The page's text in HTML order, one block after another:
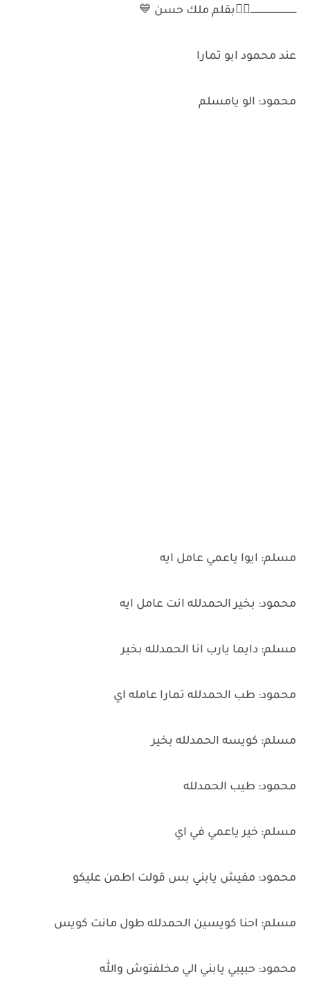
ـــــــــــــــــــــــــــــــــ✌🏻بقلم ملك حسن 💙
عند محمود ابو تمارا
محمود: الو يامسلم
مسلم: ايوا ياعمي عامل ايه
محمود: بخير الحمدلله انت عامل ايه
مسلم: دايما يارب انا الحمدلله بخير
محمود: طب الحمدلله تمارا عامله اي
مسلم: كويسه الحمدلله بخير
محمود: طيب الحمدلله
مسلم: خير ياعمي في اي
محمود: مفيش يابني بس قولت اطمن عليكو
مسلم: احنا كويسين الحمدلله طول مانت كويس
محمود: حبيبي يابني الي مخلفتوش والله